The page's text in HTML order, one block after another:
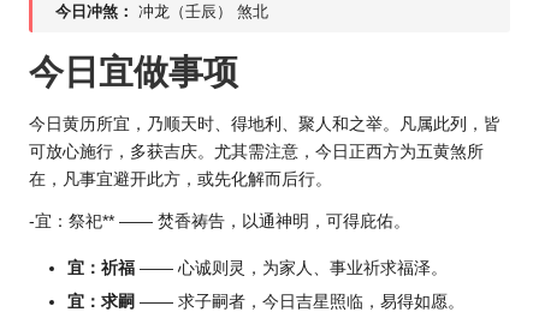
今日冲煞： 冲龙（壬辰） 煞北
今日宜做事项
今日黄历所宜，乃顺天时、得地利、聚人和之举。凡属此列，皆
可放心施行，多获吉庆。尤其需注意，今日正西方为五黄煞所
在，凡事宜避开此方，或先化解而后行。
-宜：祭祀** —— 焚香祷告，以通神明，可得庇佑。
宜：祈福 —— 心诚则灵，为家人、事业祈求福泽。
宜：求嗣 —— 求子嗣者，今日吉星照临，易得如愿。